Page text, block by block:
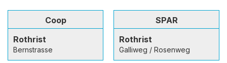
Coop
Rothrist
Bernstrasse
SPAR
Rothrist
Galliweg / Rosenweg